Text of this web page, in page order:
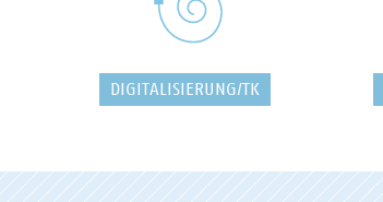
DIGITALISIERUNG/TK